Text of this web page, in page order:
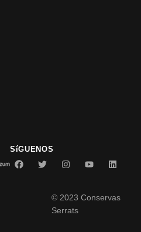
SíGUENOS
© 2023 Conservas
Serrats